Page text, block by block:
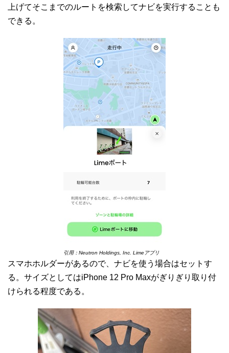
上げてそこまでのルートを検索してナビを実行することも
できる。
引用：Neutron Holdings, Inc. Limeアプリ
スマホホルダーがあるので、ナビを使う場合はセットす
る。サイズとしてはiPhone 12 Pro Maxがぎりぎり取り付
けられる程度である。